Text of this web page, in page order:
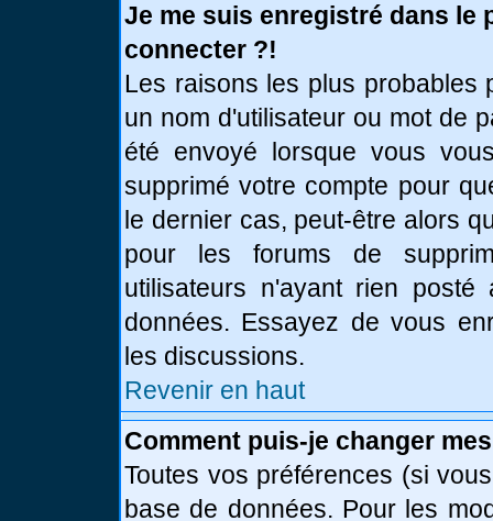
Je me suis enregistré dans le
connecter ?!
Les raisons les plus probables
un nom d'utilisateur ou mot de
été envoyé lorsque vous
supprimé votre compte pour
le dernier cas, peut-être alors
pour les forums de
utilisateurs n'ayant rien
données. Essayez de vous
les discussions.
Revenir en haut
Comment puis-je changer
Toutes vos préférences (si
base de données. Pour les